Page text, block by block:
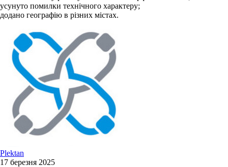
усунуто помилки технічного характеру;
додано географію в різних містах.
Plektan
17 березня 2025